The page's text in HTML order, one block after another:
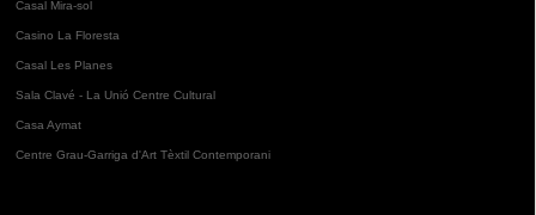
Casal Mira-sol
Casino La Floresta
Casal Les Planes
Sala Clavé - La Unió Centre Cultural
Casa Aymat
Centre Grau-Garriga d'Art Tèxtil Contemporani